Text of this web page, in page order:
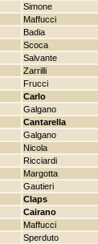
Simone
Maffucci
Badia
Scoca
Salvante
Zarrilli
Frucci
Carlo
Galgano
Cantarella
Galgano
Nicola
Ricciardi
Margotta
Gautieri
Claps
Cairano
Maffucci
Sperduto